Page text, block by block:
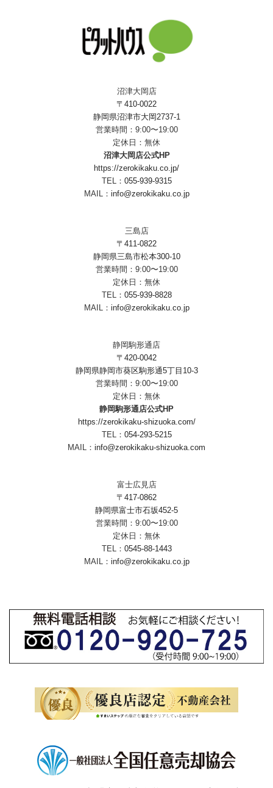
沼津大岡店
〒410-0022
静岡県沼津市大岡2737-1
営業時間：9:00〜19:00
定休日：無休
沼津大岡店公式HP
https://zerokikaku.co.jp/
TEL： 055-939-9315
MAIL： info@zerokikaku.co.jp
三島店
〒411-0822
静岡県三島市松本300-10
営業時間：9:00〜19:00
定休日：無休
TEL： 055-939-8828
MAIL： info@zerokikaku.co.jp
静岡駒形通店
〒420-0042
静岡県静岡市葵区駒形通5丁目10-3
営業時間：9:00〜19:00
定休日：無休
静岡駒形通店公式HP
https://zerokikaku-shizuoka.com/
TEL： 054-293-5215
MAIL： info@zerokikaku-shizuoka.com
富士広見店
〒417-0862
静岡県富士市石坂452-5
営業時間：9:00〜19:00
定休日：無休
TEL： 0545-88-1443
MAIL： info@zerokikaku.co.jp